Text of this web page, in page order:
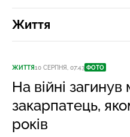
Життя
ЖИТТЯ10 СЕРПНЯ, 07:43 ФОТО
На війні
закарпатець,
років